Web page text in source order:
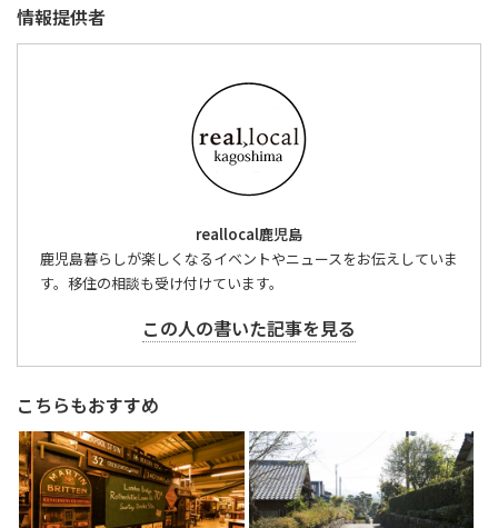
情報提供者
reallocal鹿児島
鹿児島暮らしが楽しくなるイベントやニュースをお伝えしていま
す。移住の相談も受け付けています。
この人の書いた記事を見る
こちらもおすすめ